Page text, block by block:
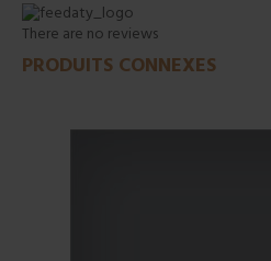
There are no reviews
PRODUITS CONNEXES